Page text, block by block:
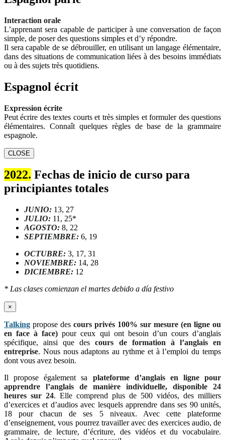
Interaction orale
L’apprenant sera capable de participer à une conversation de façon
simple, de poser des questions simples et d’y répondre.
Il sera capable de se débrouiller, en utilisant un langage élémentaire,
dans des situations de communication liées à des besoins immédiats
ou à des sujets très quotidiens.
Espagnol écrit
Expression écrite
Peut écrire des textes courts et très simples et formuler des questions
élémentaires. Connaît quelques règles de base de la grammaire
espagnole.
CLOSE
2022. Fechas de inicio de curso para
principiantes totales
JUNIO: 13, 27
JULIO: 11, 25*
AGOSTO: 8, 22
SEPTIEMBRE: 6, 19
OCTUBRE: 3, 17, 31
NOVIEMBRE: 14, 28
DICIEMBRE: 12
* Las clases comienzan el martes debido a día festivo
×
Talking propose des cours privés 100% sur mesure (en ligne ou
en face à face) pour ceux qui ont besoin d’un cours d’anglais
spécifique, ainsi que descours de formation à l’anglais en
entreprise. Nous nous adaptons au rythme et à l’emploi du temps
dont vous avez besoin.
Il propose également sa plateforme d’anglais en ligne pour
apprendre l’anglais de manière individuelle, disponible 24
heures sur 24. Elle comprend plus de 500 vidéos, des milliers
d’exercices et d’audios avec lesquels apprendre dans ses 90 unités,
18 pour chacun de ses 5 niveaux. Avec cette plateforme
d’enseignement, vous pourrez travailler avec des exercices audio, de
grammaire, de lecture, d’écriture, des vidéos et du vocabulaire.